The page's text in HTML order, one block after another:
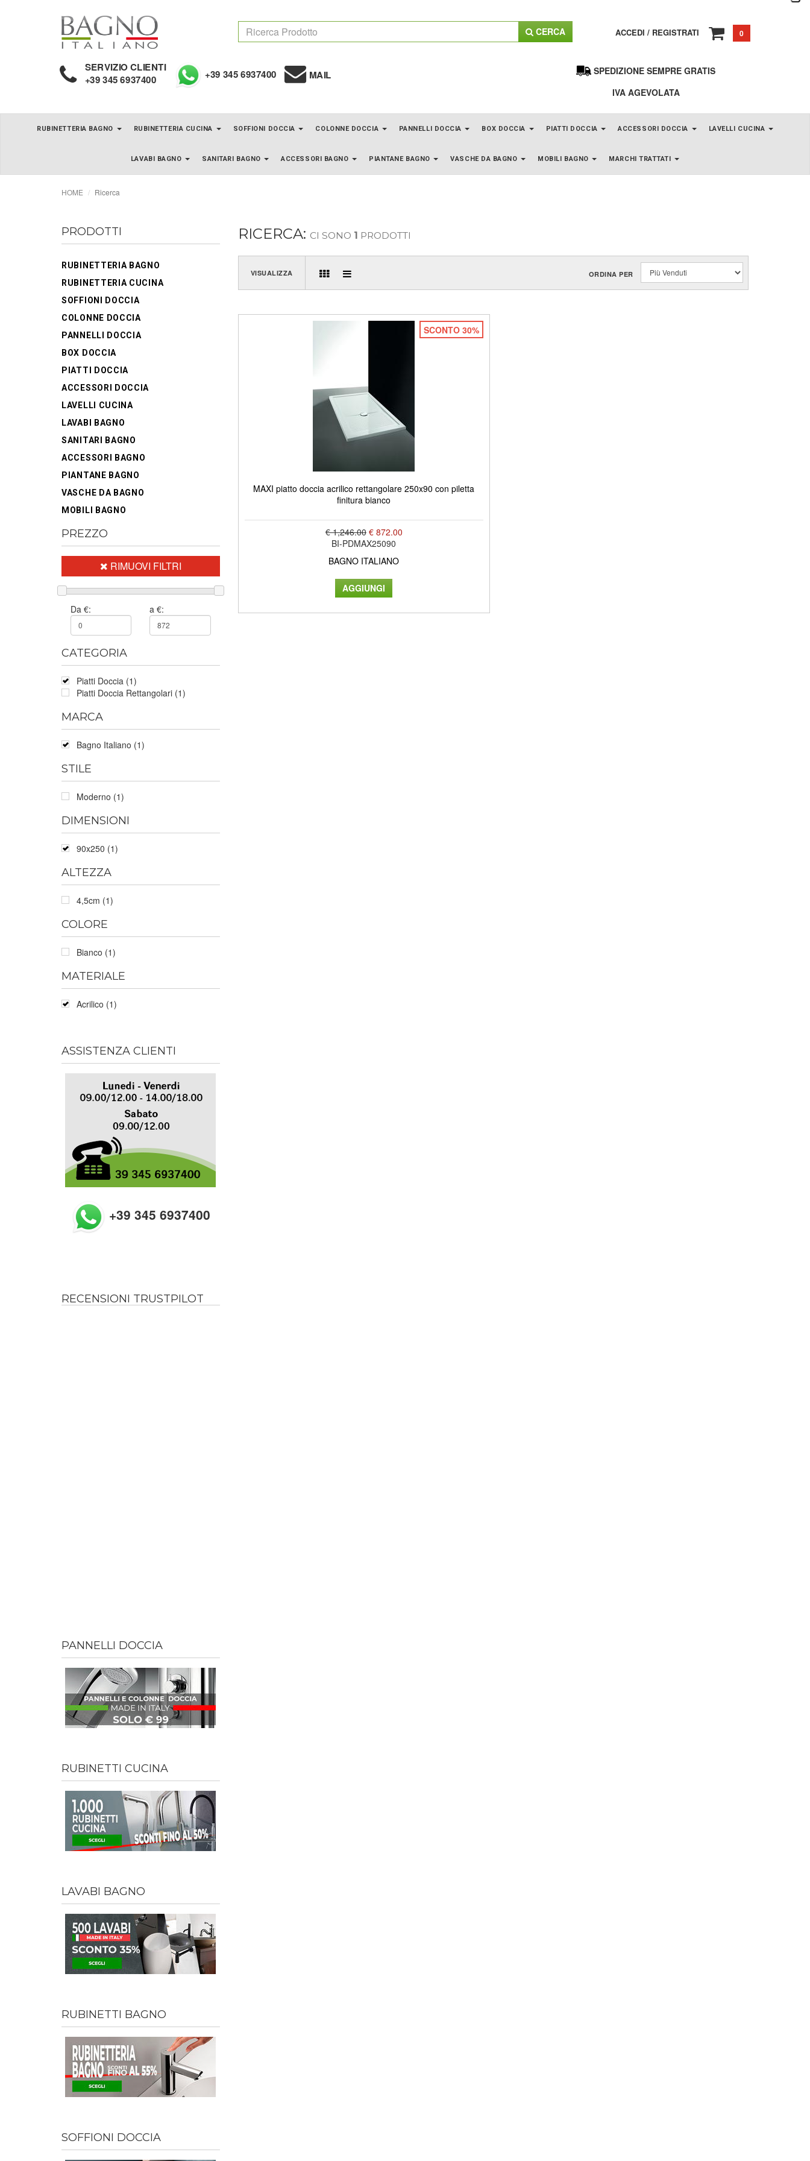
CERCA ACCEDI / REGISTRATI 0
SERVIZIO CLIENTI
+39 345 6937400 +39 345 6937400 MAIL
SPEDIZIONE SEMPRE GRATIS
IVA AGEVOLATA
RUBINETTERIA BAGNO RUBINETTERIA CUCINA SOFFIONI DOCCIA COLONNE DOCCIA PANNELLI DOCCIA BOX DOCCIA PIATTI DOCCIA ACCESSORI DOCCIA LAVELLI CUCINA
LAVABI BAGNO SANITARI BAGNO ACCESSORI BAGNO PIANTANE BAGNO VASCHE DA BAGNO MOBILI BAGNO MARCHI TRATTATI
HOME Ricerca
PRODOTTI
RUBINETTERIA BAGNO
RUBINETTERIA CUCINA
SOFFIONI DOCCIA
COLONNE DOCCIA
PANNELLI DOCCIA
BOX DOCCIA
PIATTI DOCCIA
ACCESSORI DOCCIA
LAVELLI CUCINA
LAVABI BAGNO
SANITARI BAGNO
ACCESSORI BAGNO
PIANTANE BAGNO
VASCHE DA BAGNO
MOBILI BAGNO
PREZZO
RIMUOVI FILTRI
Da €: a €:
CATEGORIA
Piatti Doccia (1)
Piatti Doccia Rettangolari (1)
MARCA
Bagno Italiano (1)
STILE
Moderno (1)
DIMENSIONI
90x250 (1)
ALTEZZA
4,5cm (1)
COLORE
Bianco (1)
MATERIALE
Acrilico (1)
ASSISTENZA CLIENTI
+39 345 6937400
RECENSIONI TRUSTPILOT
PANNELLI DOCCIA
RUBINETTI CUCINA
LAVABI BAGNO
RUBINETTI BAGNO
SOFFIONI DOCCIA
RICERCA: CI SONO 1 PRODOTTI
VISUALIZZA ORDINA PER
SCONTO 30%
MAXI piatto doccia acrilico rettangolare 250x90 con piletta
finitura bianco
€ 1,246.00 € 872.00
BI-PDMAX25090
BAGNO ITALIANO